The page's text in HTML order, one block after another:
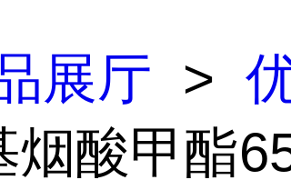
展厅 >
烟酸甲酯